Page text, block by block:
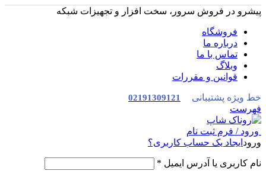
پیشرو در فروش سرور، سخت افزار و تجهیزات شبکه
فروشگاه
درباره ما
تماس با ما
وبلاگ
قوانین و مقررات
خط ویژه پشتیبانی 02191309121
فهرست
ورود / فرم ثبت نام
ورود ایجاد یک حساب کاربری؟
نام کاربری یا آدرس ایمیل *